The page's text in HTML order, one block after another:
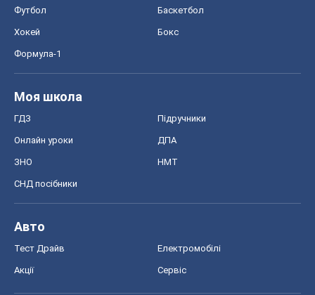
Футбол Баскетбол
Хокей Бокс
Формула-1
Моя школа
ГДЗ Підручники
Онлайн уроки ДПА
ЗНО НМТ
СНД посібники
Авто
Тест Драйв Електромобілі
Акції Сервіс